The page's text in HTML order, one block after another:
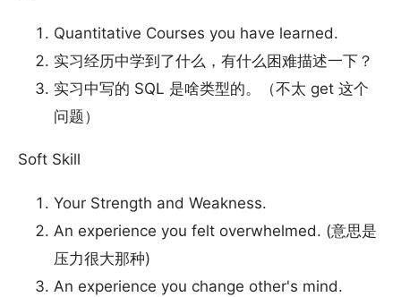
Quantitative Courses you have learned.
实习经历中学到了什么，有什么困难描述一下？
实习中写的 SQL 是啥类型的。（不太 get 这个
问题）
Soft Skill
Your Strength and Weakness.
An experience you felt overwhelmed. (意思是
压力很大那种)
An experience you change other's mind.